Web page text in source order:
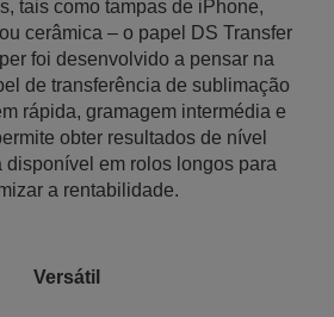
tais como tampas de iPhone,
cerâmica – o papel DS Transfer
foi desenvolvido a pensar na
de transferência de sublimação
rápida, gramagem intermédia e
obter resultados de nível
disponível em rolos longos para
a rentabilidade.
Versátil